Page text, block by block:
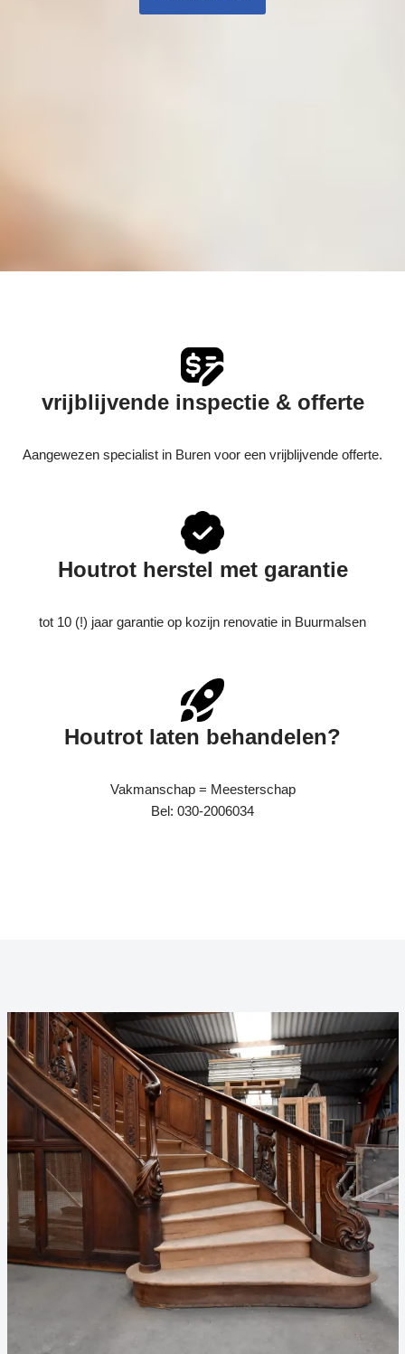
vrijblijvende inspectie & offerte
Aangewezen specialist in Buren voor een vrijblijvende offerte.
Houtrot herstel met garantie
tot 10 (!) jaar garantie op kozijn renovatie in Buurmalsen
Houtrot laten behandelen?
Vakmanschap = Meesterschap
Bel: 030-2006034